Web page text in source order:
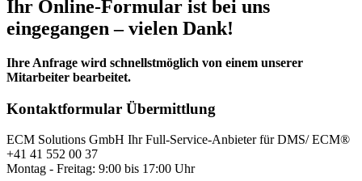
Ihr Online-Formular ist bei uns
eingegangen – vielen Dank!
Ihre Anfrage wird schnellstmöglich von einem unserer
Mitarbeiter bearbeitet.
Kontaktformular Übermittlung
ECM Solutions GmbH Ihr Full-Service-Anbieter für DMS/ ECM®
+41 41 552 00 37
Montag - Freitag: 9:00 bis 17:00 Uhr